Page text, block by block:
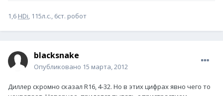
1,6 HDi, 115л.с., 6ст. робот
blacksnake
Опубликовано 15 марта, 2012
Диллер скромно сказал R16, 4-32. Но в этих цифрах явно чего то